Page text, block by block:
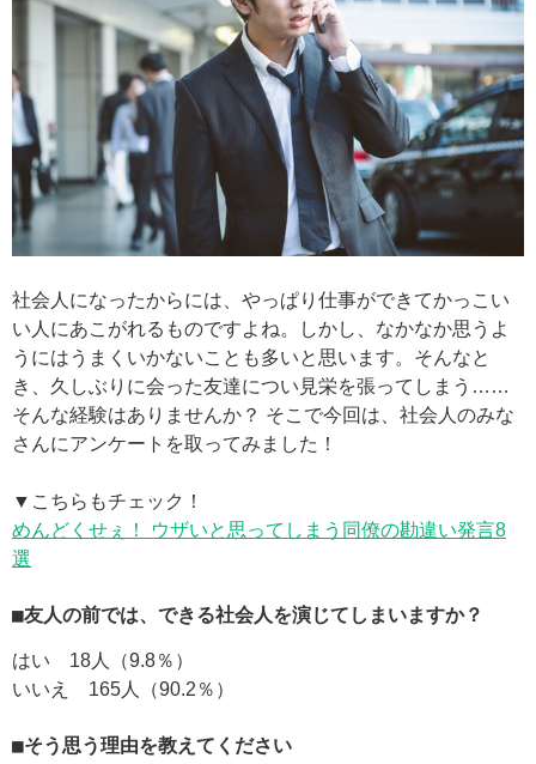
社会人になったからには、やっぱり仕事ができてかっこい
い人にあこがれるものですよね。しかし、なかなか思うよ
うにはうまくいかないことも多いと思います。そんなと
き、久しぶりに会った友達につい見栄を張ってしまう……
そんな経験はありませんか？ そこで今回は、社会人のみな
さんにアンケートを取ってみました！
▼こちらもチェック！
めんどくせぇ！ ウザいと思ってしまう同僚の勘違い発言8
選
■友人の前では、できる社会人を演じてしまいますか？
はい 18人（9.8％）
いいえ 165人（90.2％）
■そう思う理由を教えてください